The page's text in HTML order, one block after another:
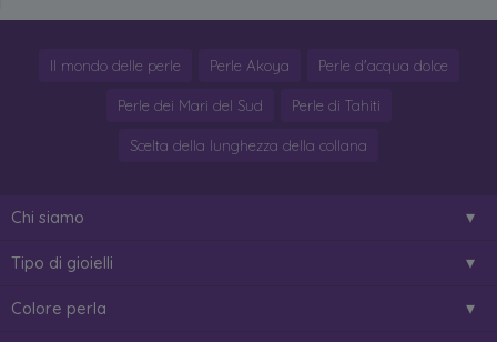
Il mondo delle perle Perle Akoya Perle d'acqua dolce
Perle dei Mari del Sud Perle di Tahiti
Scelta della lunghezza della collana
Chi siamo
Tipo di gioielli
Colore perla